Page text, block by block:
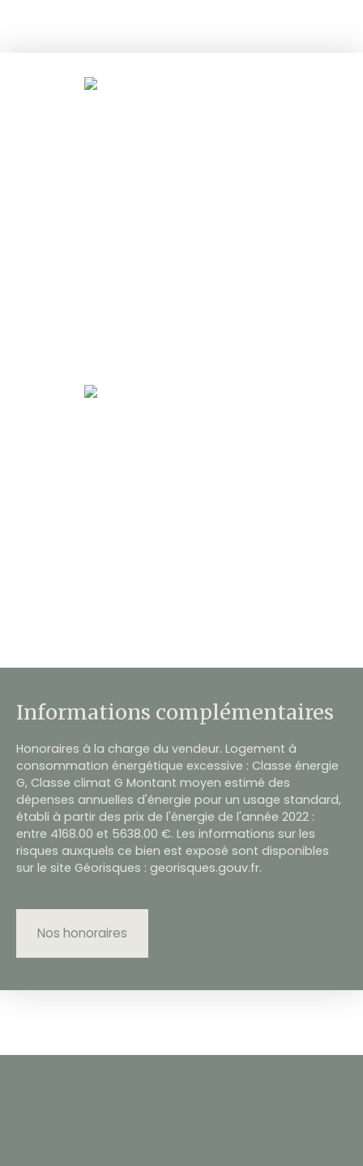
Informations complémentaires
Honoraires à la charge du vendeur. Logement à
consommation énergétique excessive : Classe énergie
G, Classe climat G Montant moyen estimé des
dépenses annuelles d'énergie pour un usage standard,
établi à partir des prix de l'énergie de l'année 2022 :
entre 4168.00 et 5638.00 €. Les informations sur les
risques auxquels ce bien est exposé sont disponibles
sur le site Géorisques : georisques.gouv.fr.
Nos honoraires